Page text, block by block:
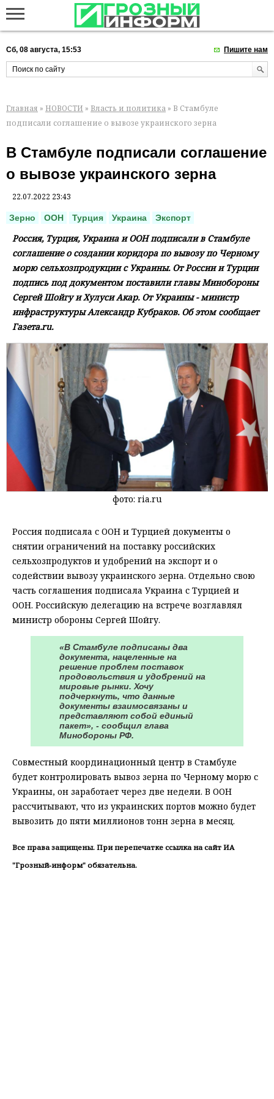
Сб, 08 августа, 15:53 Пишите нам
Главная » НОВОСТИ » Власть и политика » В Стамбуле
подписали соглашение о вывозе украинского зерна
В Стамбуле подписали соглашение
о вывозе украинского зерна
22.07.2022 23:43
Зерно ООН Турция Украина Экспорт
Россия, Турция, Украина и ООН подписали в Стамбуле
соглашение о создании коридора по вывозу по Черному
морю сельхозпродукции с Украины. От России и Турции
подпись под документом поставили главы Минобороны
Сергей Шойгу и Хулуси Акар. От Украины - министр
инфраструктуры Александр Кубраков. Об этом сообщает
Газета.ru.
фото: ria.ru
Россия подписала с ООН и Турцией документы о
снятии ограничений на поставку российских
сельхозпродуктов и удобрений на экспорт и о
содействии вывозу украинского зерна. Отдельно свою
часть соглашения подписала Украина с Турцией и
ООН. Российскую делегацию на встрече возглавлял
министр обороны Сергей Шойгу.
«В Стамбуле подписаны два
документа, нацеленные на
решение проблем поставок
продовольствия и удобрений на
мировые рынки. Хочу
подчеркнуть, что данные
документы взаимосвязаны и
представляют собой единый
пакет», - сообщил глава
Минобороны РФ.
Совместный координационный центр в Стамбуле
будет контролировать вывоз зерна по Черному морю с
Украины, он заработает через две недели. В ООН
рассчитывают, что из украинских портов можно будет
вывозить до пяти миллионов тонн зерна в месяц.
Все права защищены. При перепечатке ссылка на сайт ИА
"Грозный-информ" обязательна.